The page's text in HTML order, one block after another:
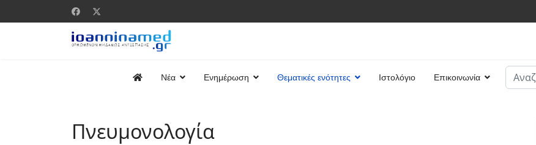
Νέα Ενημέρωση Θεματικές ενότητες Ιστολόγιο Επικοινωνία
Πνευμονολογία